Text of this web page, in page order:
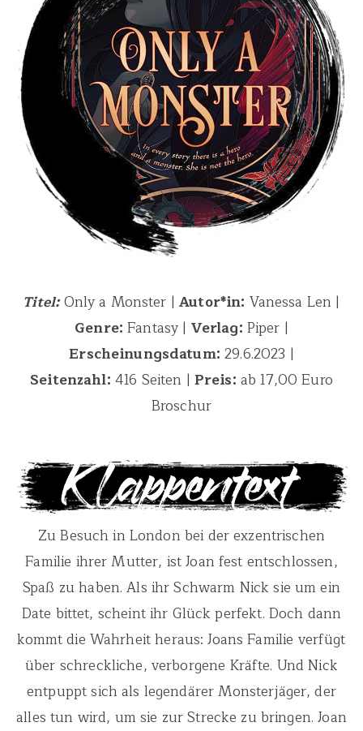
Titel:Only a Monster |Autor*in: Vanessa Len |
Genre: Fantasy | Verlag: Piper |
Erscheinungsdatum: 29.6.2023 |
Seitenzahl: 416 Seiten | Preis: ab 17,00 Euro
Broschur
Zu Besuch in London bei der exzentrischen
Familie ihrer Mutter, ist Joan fest entschlossen,
Spaß zu haben. Als ihr Schwarm Nick sie um ein
Date bittet, scheint ihr Glück perfekt. Doch dann
kommt die Wahrheit heraus: Joans Familie verfügt
über schreckliche, verborgene Kräfte. Und Nick
entpuppt sich als legendärer Monsterjäger, der
alles tun wird, um sie zur Strecke zu bringen. Joan